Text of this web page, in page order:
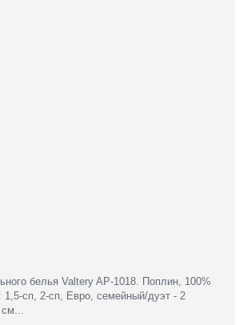
белья Valtery AP-1018. Поплин, 100%
1,5-сп, 2-сп, Евро, семейный/дуэт - 2